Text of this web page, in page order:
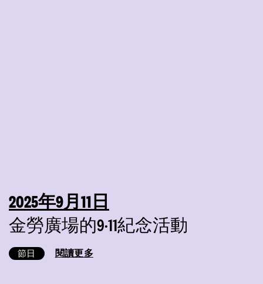
2025年9月11日
金勞廣場的9·11紀念活動
節日 閱讀更多